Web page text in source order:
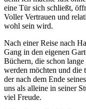
eine Tür sich schließt,
Voller Vertrauen und
wohl sein wird.
Nach einer Reise nach
Gang in den eigenen
Büchern, die schon
werden möchten und die
der nach dem Ende
uns als alleine in seiner
viel Freude.